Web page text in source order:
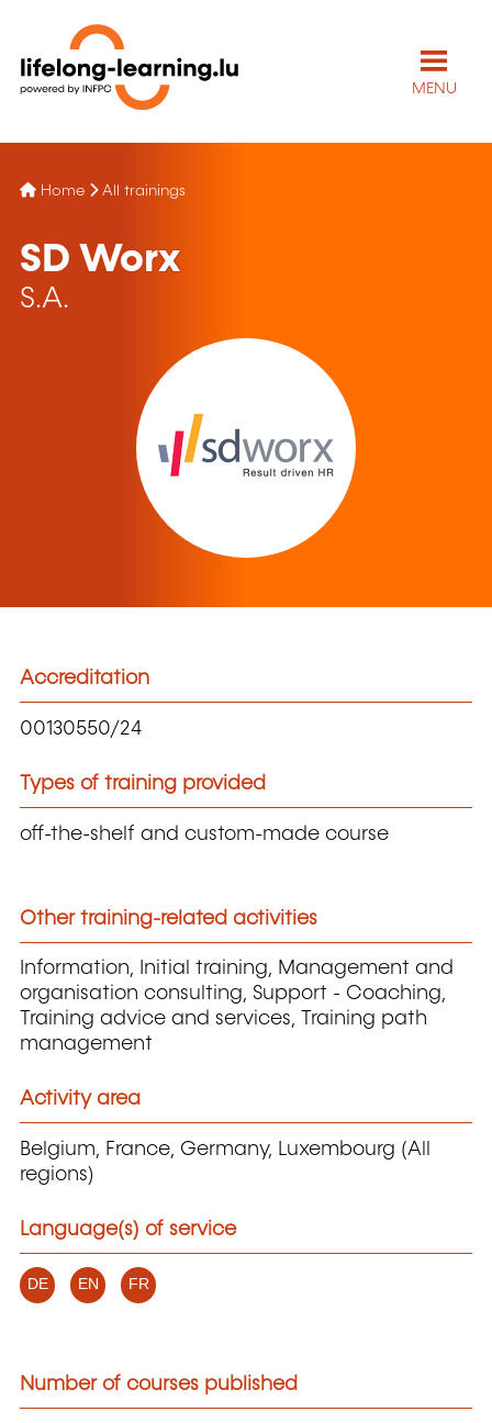
MENU
Home All trainings
SD Worx
S.A.
Accreditation
00130550/24
Types of training provided
off-the-shelf and custom-made course
Other training-related activities
Information, Initial training, Management and
organisation consulting, Support - Coaching,
Training advice and services, Training path
management
Activity area
Belgium, France, Germany, Luxembourg (All
regions)
Language(s) of service
DE EN FR
Number of courses published